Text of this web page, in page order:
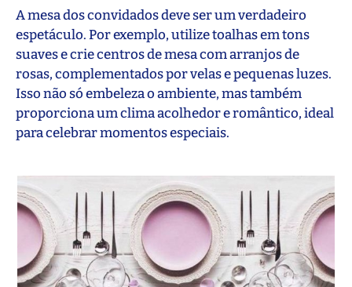
A mesa dos convidados deve ser um verdadeiro
espetáculo. Por exemplo, utilize toalhas em tons
suaves e crie centros de mesa com arranjos de
rosas, complementados por velas e pequenas luzes.
Isso não só embeleza o ambiente, mas também
proporciona um clima acolhedor e romântico, ideal
para celebrar momentos especiais.